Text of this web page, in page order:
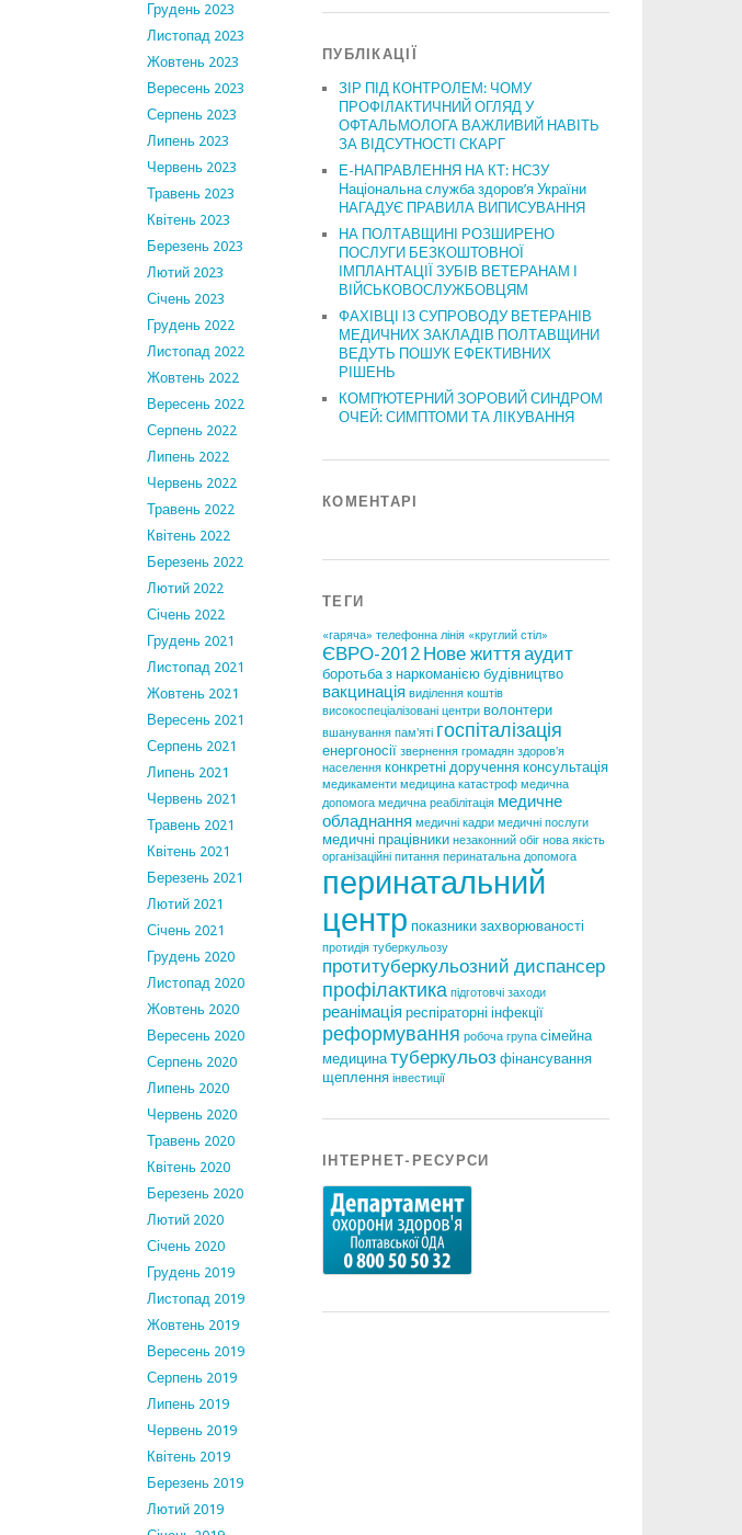
Грудень 2023
Листопад 2023
Жовтень 2023
Вересень 2023
Серпень 2023
Липень 2023
Червень 2023
Травень 2023
Квітень 2023
Березень 2023
Лютий 2023
Січень 2023
Грудень 2022
Листопад 2022
Жовтень 2022
Вересень 2022
Серпень 2022
Липень 2022
Червень 2022
Травень 2022
Квітень 2022
Березень 2022
Лютий 2022
Січень 2022
Грудень 2021
Листопад 2021
Жовтень 2021
Вересень 2021
Серпень 2021
Липень 2021
Червень 2021
Травень 2021
Квітень 2021
Березень 2021
Лютий 2021
Січень 2021
Грудень 2020
Листопад 2020
Жовтень 2020
Вересень 2020
Серпень 2020
Липень 2020
Червень 2020
Травень 2020
Квітень 2020
Березень 2020
Лютий 2020
Січень 2020
Грудень 2019
Листопад 2019
Жовтень 2019
Вересень 2019
Серпень 2019
Липень 2019
Червень 2019
Квітень 2019
Березень 2019
Лютий 2019
ПУБЛІКАЦІЇ
ЗІР ПІД КОНТРОЛЕМ: ЧОМУ
ПРОФІЛАКТИЧНИЙ ОГЛЯД У
ОФТАЛЬМОЛОГА ВАЖЛИВИЙ НАВІТЬ
ЗА ВІДСУТНОСТІ СКАРГ
Е-НАПРАВЛЕННЯ НА КТ: НСЗУ
Національна служба здоров’я України
НАГАДУЄ ПРАВИЛА ВИПИСУВАННЯ
НА ПОЛТАВЩИНІ РОЗШИРЕНО
ПОСЛУГИ БЕЗКОШТОВНОЇ
ІМПЛАНТАЦІЇ ЗУБІВ ВЕТЕРАНАМ І
ВІЙСЬКОВОСЛУЖБОВЦЯМ
ФАХІВЦІ ІЗ СУПРОВОДУ ВЕТЕРАНІВ
МЕДИЧНИХ ЗАКЛАДІВ ПОЛТАВЩИНИ
ВЕДУТЬ ПОШУК ЕФЕКТИВНИХ
РІШЕНЬ
КОМП’ЮТЕРНИЙ ЗОРОВИЙ СИНДРОМ
ОЧЕЙ: СИМПТОМИ ТА ЛІКУВАННЯ
КОМЕНТАРІ
ТЕГИ
«гаряча» телефонна лінія «круглий стіл»
ЄВРО-2012 Нове життя аудит
боротьба з наркоманією будівництво
вакцинація виділення коштів
високоспеціалізовані центри волонтери
вшанування пам'яті госпіталізація
енергоносії звернення громадян здоров'я
населення конкретні доручення консультація
медикаменти медицина катастроф медична
допомога медична реабілітація медичне
обладнання медичні кадри медичні послуги
медичні працівники незаконний обіг нова якість
організаційні питання перинатальна допомога
перинатальний
центр показники захворюваності
протидія туберкульозу
протитуберкульозний диспансер
профілактика підготовчі заходи
реанімація респіраторні інфекції
реформування робоча група сімейна
медицина туберкульоз фінансування
щеплення інвестиції
ІНТЕРНЕТ-РЕСУРСИ